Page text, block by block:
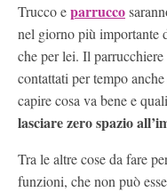
Trucco eparrucco
nel giorno più importante
che per lei. Il
contattati per tempo
capire cosa va bene e
lasciare zero spazio
Tra le altre cose da fare
funzioni, che non può